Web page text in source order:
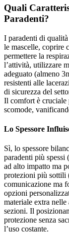
Quali
Paradenti?
I paradenti di
le mascelle, coprire
permettere la
l’attività, utilizzare
adeguato (almeno
resistenti alle
di sicurezza del
Il comfort è cruciale
scomode,
Lo Spessore
Sì, lo spessore
paradenti più
ad alto impatto ma
protezioni più sottili
comunicazione ma
opzioni
materiale extra
sezioni. Il
protezione senza
l’uso costante.